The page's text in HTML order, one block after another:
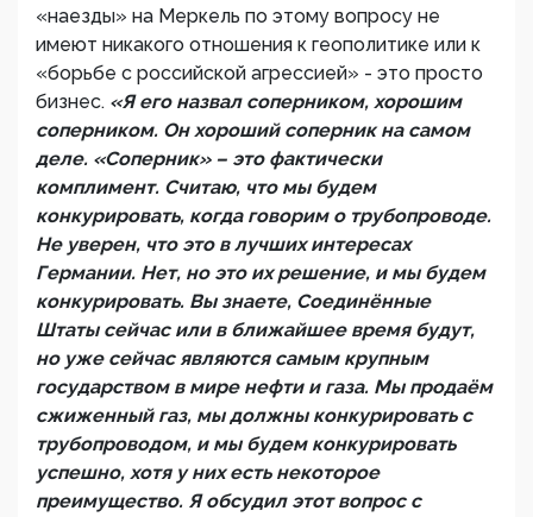
«наезды» на Меркель по этому вопросу не
имеют никакого отношения к геополитике или к
«борьбе с российской агрессией» - это просто
бизнес. «Я его назвал соперником, хорошим
соперником. Он хороший соперник на самом
деле. «Соперник» – это фактически
комплимент. Считаю, что мы будем
конкурировать, когда говорим о трубопроводе.
Не уверен, что это в лучших интересах
Германии. Нет, но это их решение, и мы будем
конкурировать. Вы знаете, Соединённые
Штаты сейчас или в ближайшее время будут,
но уже сейчас являются самым крупным
государством в мире нефти и газа. Мы продаём
сжиженный газ, мы должны конкурировать с
трубопроводом, и мы будем конкурировать
успешно, хотя у них есть некоторое
преимущество. Я обсудил этот вопрос с